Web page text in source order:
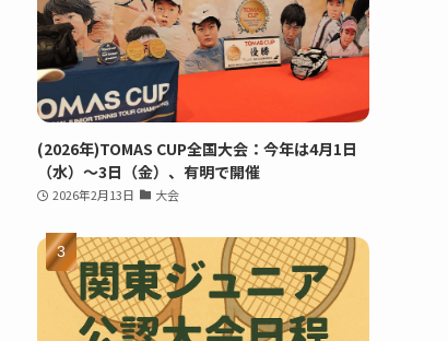
(2026年)TOMAS CUP全国大会：今年は4月1日
（水）～3日（金）、有明で開催
2026年2月13日 大会